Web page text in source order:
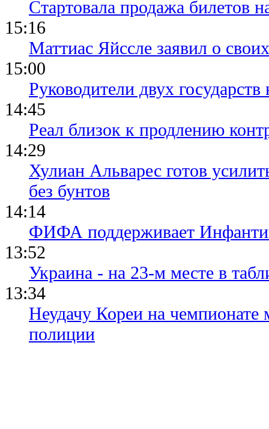
Стартовала продажа билетов
15:16
Маттиас Яйссле заявил о
15:00
Руководители двух
14:45
Реал близок к продлению
14:29
Хулиан Альварес готов
без бунтов
14:14
ФИФА поддерживает
13:52
Украина - на 23-м месте в
13:34
Неудачу Кореи на
полиции